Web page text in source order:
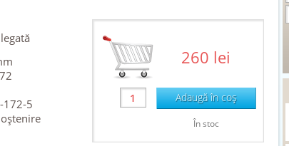
172-5
260 lei
Adaugă în coş
În stoc